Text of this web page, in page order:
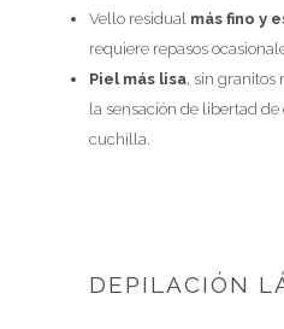
Vello residual más fino y
requiere repasos
Piel más lisa, sin granitos
la sensación de libertad
cuchilla.
DEPILACIÓN